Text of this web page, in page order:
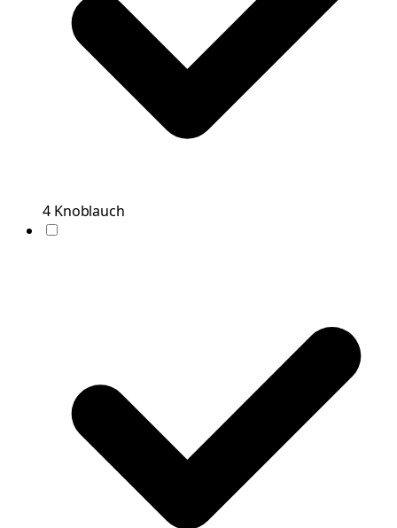
4 Knoblauch